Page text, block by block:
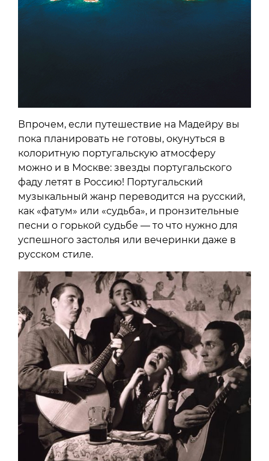
Впрочем, если путешествие на Мадейру вы
пока планировать не готовы, окунуться в
колоритную португальскую атмосферу
можно и в Москве: звезды португальского
фаду летят в Россию! Португальский
музыкальный жанр переводится на русский,
как «фатум» или «судьба», и пронзительные
песни о горькой судьбе — то что нужно для
успешного застолья или вечеринки даже в
русском стиле.